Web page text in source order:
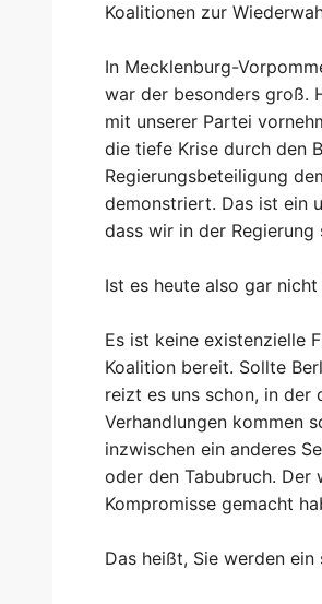
Koalitionen zur
In Mecklenburg-
war der besonders groß.
mit unserer Partei
die tiefe Krise durch den
Regierungsbeteiligung
demonstriert. Das ist ein
dass wir in der
Ist es heute also gar
Es ist keine existenzielle
Koalition bereit. Sollte
reizt es uns schon, in der
Verhandlungen kommen
inzwischen ein anderes
oder den Tabubruch.
Kompromisse gemacht
Das heißt, Sie werden